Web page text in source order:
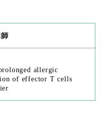
allergic
of effector T cells